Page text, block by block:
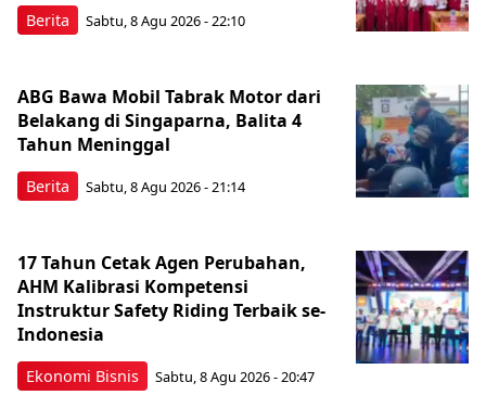
Berita Sabtu, 8 Agu 2026 - 22:10
Berita
ABG Bawa Mobil Tabrak Motor dari
Belakang di Singaparna, Balita 4
Tahun Meninggal
Sabtu, 8 Agu 2026 - 21:14
Ekonomi Bisnis
17 Tahun Cetak Agen Perubahan,
AHM Kalibrasi Kompetensi
Instruktur Safety Riding Terbaik se-
Indonesia
Sabtu, 8 Agu 2026 - 20:47